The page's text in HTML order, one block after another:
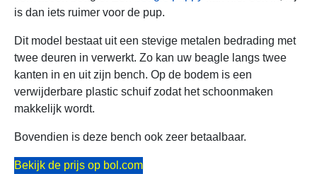
is dan iets ruimer voor de pup.
Dit model bestaat uit een stevige metalen bedrading met
twee deuren in verwerkt. Zo kan uw beagle langs twee
kanten in en uit zijn bench. Op de bodem is een
verwijderbare plastic schuif zodat het schoonmaken
makkelijk wordt.
Bovendien is deze bench ook zeer betaalbaar.
Bekijk de prijs op bol.com